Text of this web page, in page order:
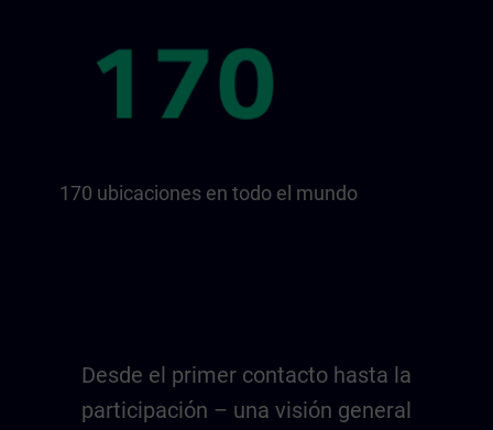
170 ubicaciones en todo el mundo
Desde el primer contacto hasta la
participación – una visión general